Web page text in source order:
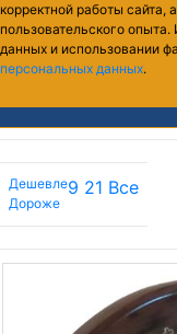
корректной работы
пользовательского
данных и использовании
персональных данных.
Дешевле
Дороже
9 21 Все